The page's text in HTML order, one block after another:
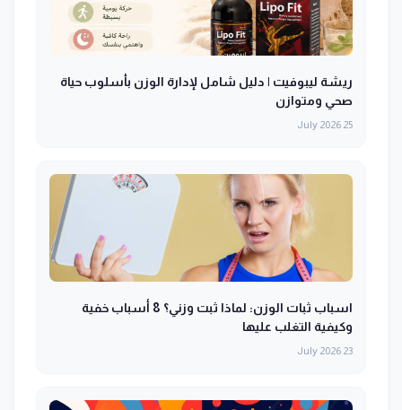
ريشة ليبوفيت | دليل شامل لإدارة الوزن بأسلوب حياة
صحي ومتوازن
25 July 2026
اسباب ثبات الوزن: لماذا ثبت وزني؟ 8 أسباب خفية
وكيفية التغلب عليها
23 July 2026